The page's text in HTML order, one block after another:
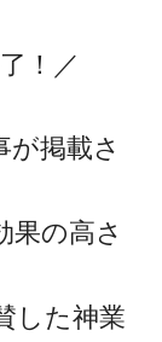
！／
が掲載さ
果の高さ
した神業